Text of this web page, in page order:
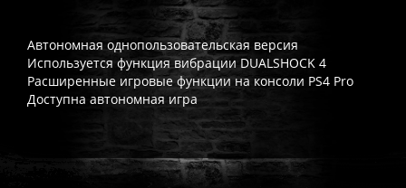
Автономная однопользовательская версия
Используется функция вибрации DUALSHOCK 4
Расширенные игровые функции на консоли PS4 Pro
Доступна автономная игра